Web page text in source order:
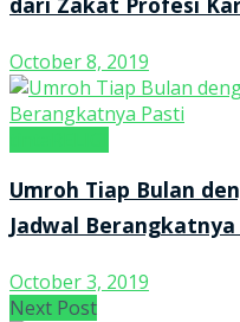
dari Zakat Profesi
October 8, 2019
Umroh Tiap Bulan
Jadwal
October 3, 2019
Next Post